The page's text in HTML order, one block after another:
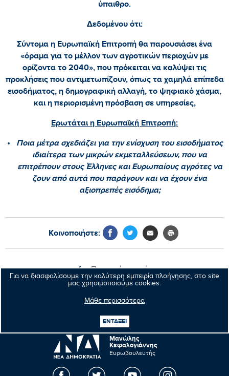
Για να διασφαλίσουμε την καλύτερη εμπειρία πλοήγησης, στο site
μας χρησιμοποιούμε cookies.
Μάθε περισσότερα
ΕΝΤΑΞΕΙ
ύπαιθρο.
Δεδομένου ότι:
Σύντομα η Ευρωπαϊκή Επιτροπή θα παρουσιάσει ένα
«όραμα για το μέλλον των αγροτικών περιοχών με
ορίζοντα το 2040», που πρόκειται να καλύψει τις
προκλήσεις που αντιμετωπίζουν, όπως τα χαμηλά επίπεδα
εισοδήματος, η δημογραφική αλλαγή, το ψηφιακό χάσμα,
και η περιορισμένη πρόσβαση σε υπηρεσίες,
Ερωτάται η Ευρωπαϊκή Επιτροπή:
Ποια μέτρα σχεδιάζει για την ενίσχυση του εισοδήματος
ιδιαίτερα των μικρών εκμεταλλεύσεων, που να
επιτρέπουν στους Έλληνες και Ευρωπαίους αγρότες να
ζουν από αυτά που παράγουν και να έχουν ένα
αξιοπρεπές εισόδημα;
Κοινοποιήστε:
Προηγούμενο νέο
Μανώλης
Κεφαλογιάννης
Ευρωβουλευτής